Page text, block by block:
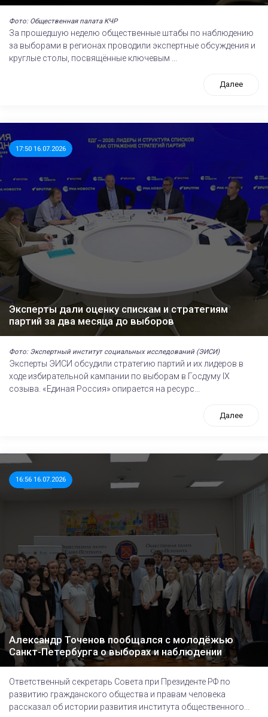
Фото: Общественная палата КЧР
За прошедшую неделю общественные штабы по наблюдению
за выборами в регионах проводили экспертные обсуждения и
круглые столы, посвящённые ключевым ...
Далее
17:50 16.07.2026
Эксперты дали оценку спискам и стратегиям
партий за два месяца до выборов
Фото: Экспертный институт социальных исследований (ЭИСИ)
Эксперты ЭИСИ обсудили стратегию партий и их лидеров в
ходе избирательной кампании по выборам в Госдуму IХ
созыва. «Единая Россия» опирается на ресурс...
Далее
16:56 16.07.2026
Александр Точенов пообщался с молодёжью
Санкт-Петербурга о выборах и наблюдении
Ответственный секретарь Совета при Президенте РФ по
развитию гражданского общества и правам человека
рассказал об истории развития института общественного...